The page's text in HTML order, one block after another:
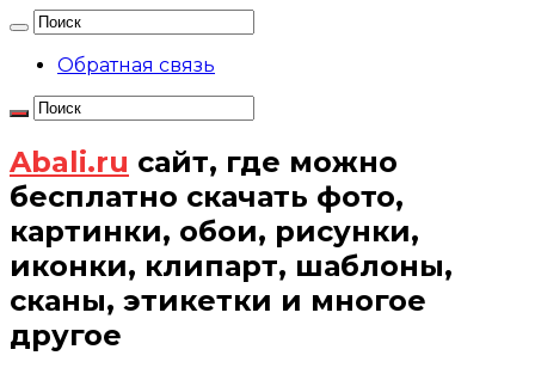
Обратная связь
Abali.ru сайт, где можно
бесплатно скачать фото,
картинки, обои, рисунки,
иконки, клипарт, шаблоны,
сканы, этикетки и многое
другое